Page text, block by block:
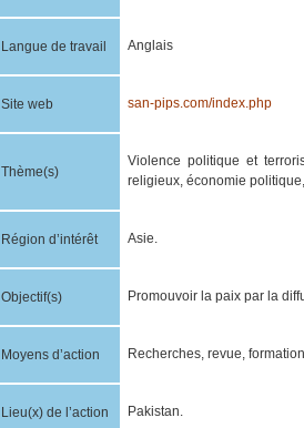
Langue de travail Anglais
Site web san-pips.com/index.php
Thème(s)
Violence politique et
religieux, économie
Région d’intérêt Asie.
Objectif(s) Promouvoir la paix par la
Moyens d’action Recherches, revue,
Lieu(x) de l’action Pakistan.